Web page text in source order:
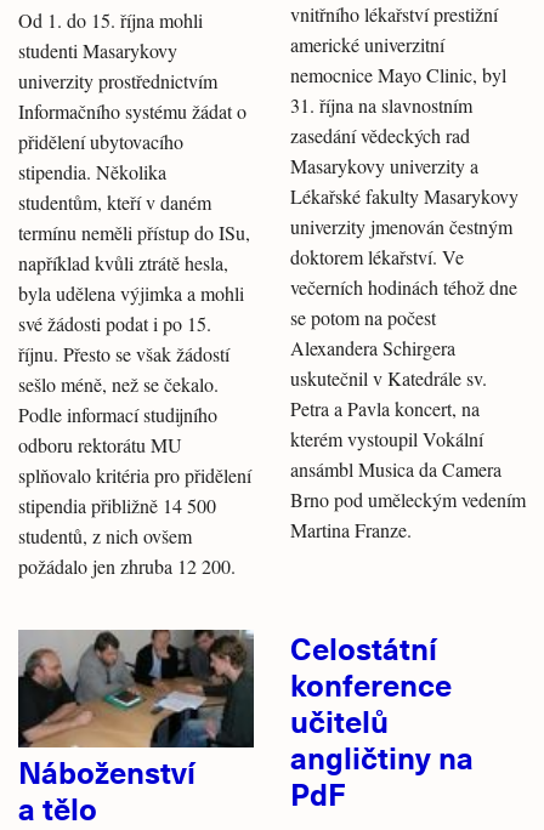
Od 1. do 15. října mohli
studenti Masarykovy
univerzity prostřednictvím
Informačního systému žádat o
přidělení ubytovacího
stipendia. Několika
studentům, kteří v daném
termínu neměli přístup do ISu,
například kvůli ztrátě hesla,
byla udělena výjimka a mohli
své žádosti podat i po 15.
říjnu. Přesto se však žádostí
sešlo méně, než se čekalo.
Podle informací studijního
odboru rektorátu MU
splňovalo kritéria pro přidělení
stipendia přibližně 14 500
studentů, z nich ovšem
požádalo jen zhruba 12 200.
vnitřního lékařství prestižní
americké univerzitní
nemocnice Mayo Clinic, byl
31. října na slavnostním
zasedání vědeckých rad
Masarykovy univerzity a
Lékařské fakulty Masarykovy
univerzity jmenován čestným
doktorem lékařství. Ve
večerních hodinách téhož dne
se potom na počest
Alexandera Schirgera
uskutečnil v Katedrále sv.
Petra a Pavla koncert, na
kterém vystoupil Vokální
ansámbl Musica da Camera
Brno pod uměleckým vedením
Martina Franze.
Náboženství
a tělo
Celostátní
konference
učitelů
angličtiny na
PdF